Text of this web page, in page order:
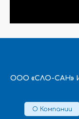
ООО «СЛО-САН»
О Компании